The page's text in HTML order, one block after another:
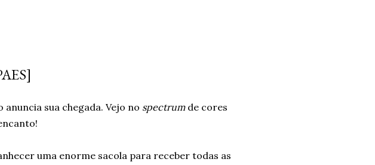
sua chegada. Vejo no spectrumde cores
uma enorme sacola para receber todas as